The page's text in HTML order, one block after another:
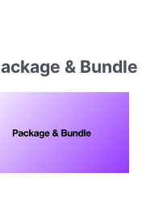
& Bundle